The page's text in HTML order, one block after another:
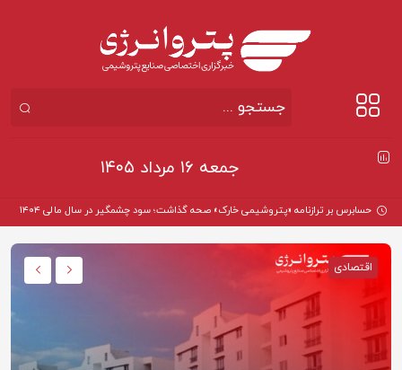
جمعه ۱۶ مرداد ۱۴۰۵
حسابرس بر ترازنامه «پتروشیمی خارک» صحه گذاشت؛ سود چشمگیر در سال مالی ۱۴۰۴
اقتصادی